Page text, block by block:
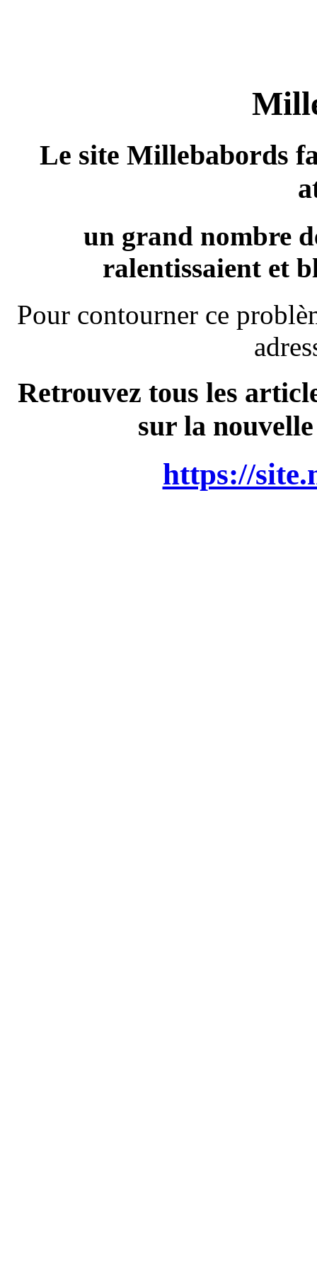
Le site Millebabords
un grand nombre
ralentissaient et
Pour contourner ce
Retrouvez tous les
sur la
https://